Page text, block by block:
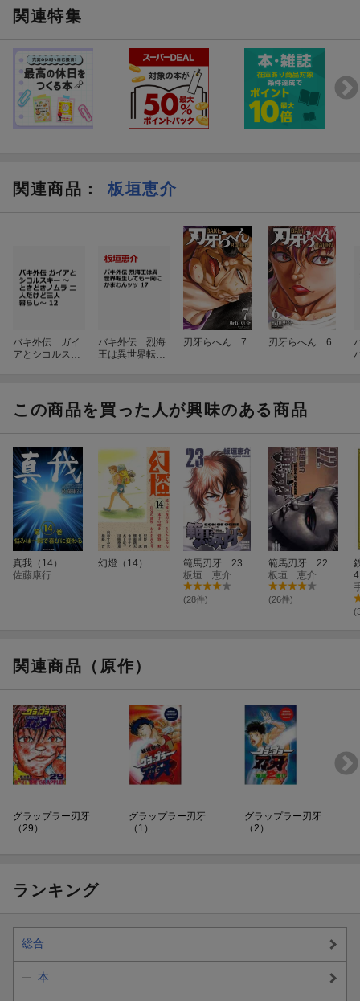
関連特集
関連商品 ： 板垣恵介
バキ外伝 ガイ
アとシコルスキ
し〜 12
バキ外伝 烈海
王は異世界転生
刃牙らへん 7 刃牙らへん 6
この商品を買った人が興味のある商品
真我（14）
佐藤康行
幻燈（14）
範馬刃牙 23
板垣 恵介
(28件)
範馬刃牙 22
板垣 恵介
(26件)
関連商品（原作）
グラップラー刃牙
（29）
グラップラー刃牙
（1）
グラップラー刃牙
（2）
ランキング
総合
本